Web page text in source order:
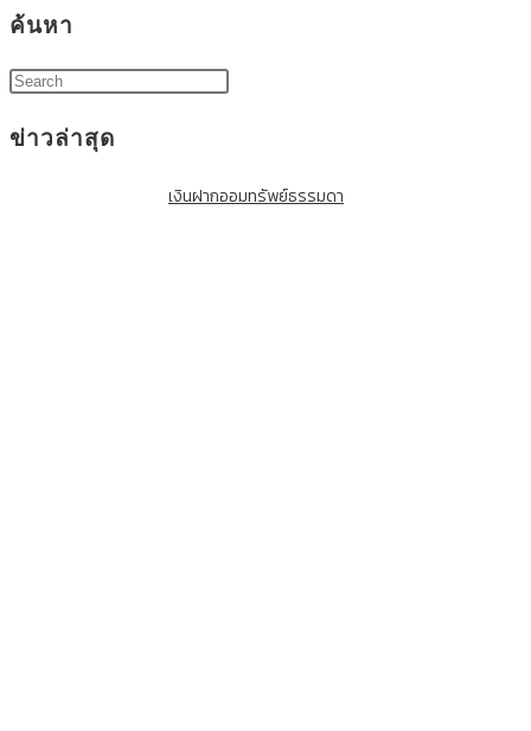
ค้นหา
ข่าวล่าสุด
เงินฝากออมทรัพย์ธรรมดา